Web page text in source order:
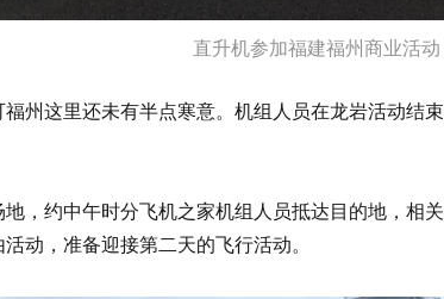
直升机参加福建福州商业活动
州这里还未有半点寒意。机组人员在龙岩活动结
，约中午时分飞机之家机组人员抵达目的地，相
动，准备迎接第二天的飞行活动。